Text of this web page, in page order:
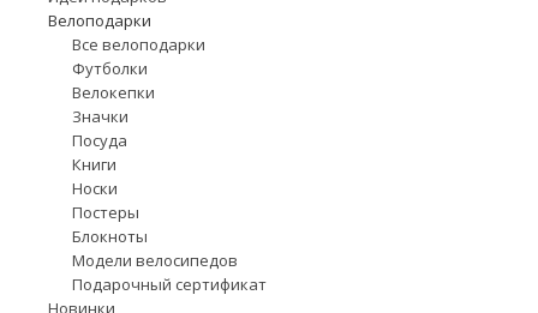
Велоподарки
Все велоподарки
Футболки
Велокепки
Значки
Посуда
Книги
Носки
Постеры
Блокноты
Модели велосипедов
Подарочный сертификат
Новинки